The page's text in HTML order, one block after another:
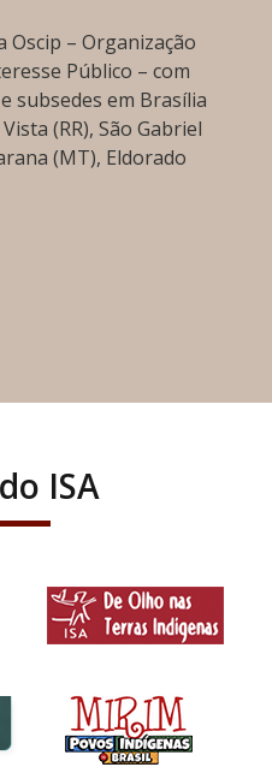
Oscip – Organização
Público – com
subsedes em Brasília
(RR), São Gabriel
(MT), Eldorado
ISA